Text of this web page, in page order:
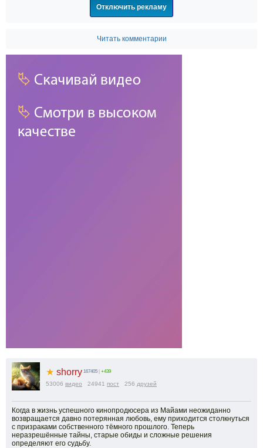
Отключить рекламу
Читать комментарии
★ shorry 167405 | +439
53006 видео 24941 пост 256 друзей
Когда в жизнь успешного кинопродюсера из Майами неожиданно
возвращается давно потерянная любовь, ему приходится столкнуться
с призраками собственного тёмного прошлого. Теперь
неразрешённые тайны, старые обиды и сложные решения
определяют его судьбу.